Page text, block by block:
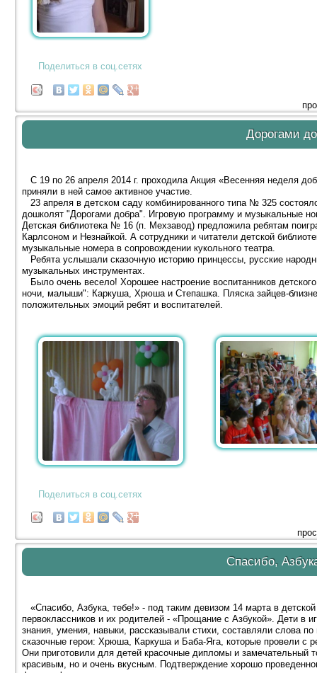
Поделиться в соц.сетях
Дорогами
С 19 по 26 апреля 2014 г. проходила Акция «Весенняя неделя
приняли в ней самое активное участие.
23 апреля в детском саду комбинированного типа № 325
дошколят "Дорогами добра". Игровую программу и музыкальные
Детская библиотека № 16 (п. Мехзавод) предложила ребятам
Карлсоном и Незнайкой. А сотрудники и читатели детской
музыкальные номера в сопровождении кукольного театра.
Ребята услышали сказочную историю принцессы, русские
музыкальных инструментах.
Было очень весело! Хорошее настроение воспитанников
ночи, малыши": Каркуша, Хрюша и Степашка. Пляска зайцев-
положительных эмоций ребят и воспитателей.
Поделиться в соц.сетях
Спасибо,
«Спасибо, Азбука, тебе!» - под таким девизом 14 марта в
первоклассников и их родителей - «Прощание с Азбукой». Дети в
знания, умения, навыки, рассказывали стихи, составляли слова
сказочные герои: Хрюша, Каркуша и Баба-Яга, которые провели с
Они приготовили для детей красочные дипломы и замечательный
красивым, но и очень вкусным. Подтверждение хорошо